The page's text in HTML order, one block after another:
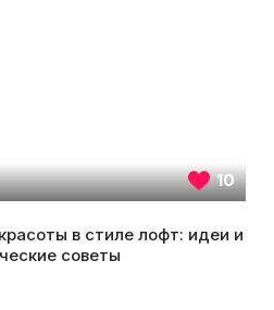
10
в стиле лофт: идеи и
советы